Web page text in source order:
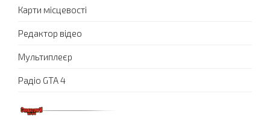
Карти місцевості
Редактор відео
Мультиплеєр
Радіо GTA 4